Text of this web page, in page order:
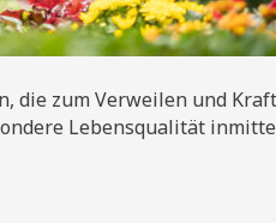
die zum Verweilen und
Lebensqualität